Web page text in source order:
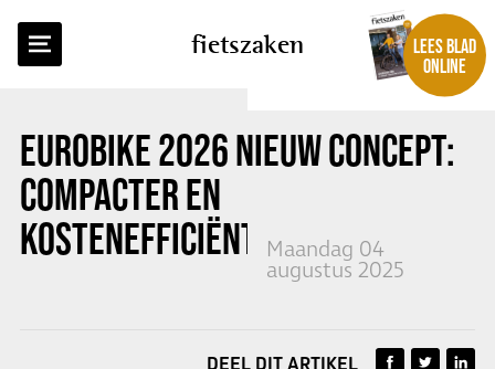
fietszaken
LEES BLAD
ONLINE
EUROBIKE 2026 NIEUW CONCEPT:
COMPACTER EN
KOSTENEFFICIËNTERMaandag 04
augustus 2025
TERUG NAAR OVERZICHT
DEEL DIT ARTIKEL